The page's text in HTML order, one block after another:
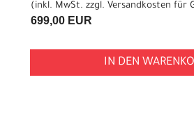
(inkl. MwSt. zzgl. Versandkosten für
699,00 EUR
IN DEN